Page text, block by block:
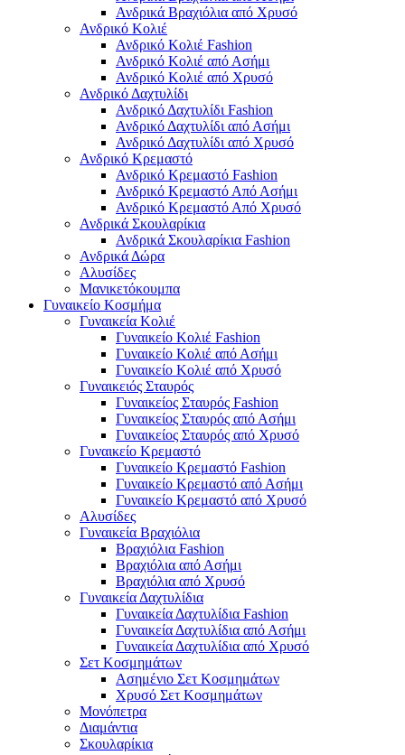
Ανδρικά Βραχιόλια από Χρυσό
Ανδρικό Κολιέ
Ανδρικό Κολιέ Fashion
Ανδρικό Κολιέ από Ασήμι
Ανδρικό Κολιέ από Χρυσό
Ανδρικό Δαχτυλίδι
Ανδρικό Δαχτυλίδι Fashion
Ανδρικό Δαχτυλίδι από Ασήμι
Ανδρικό Δαχτυλίδι από Χρυσό
Ανδρικό Κρεμαστό
Ανδρικό Κρεμαστό Fashion
Ανδρικό Κρεμαστό Από Ασήμι
Ανδρικό Κρεμαστό Από Χρυσό
Ανδρικά Σκουλαρίκια
Ανδρικά Σκουλαρίκια Fashion
Ανδρικά Δώρα
Αλυσίδες
Μανικετόκουμπα
Γυναικείο Κοσμήμα
Γυναικεία Κολιέ
Γυναικείο Κολιέ Fashion
Γυναικείο Κολιέ από Ασήμι
Γυναικείο Κολιέ από Χρυσό
Γυναικειός Σταυρός
Γυναικείος Σταυρός Fashion
Γυναικείος Σταυρός από Ασήμι
Γυναικείος Σταυρός από Χρυσό
Γυναικείο Κρεμαστό
Γυναικείο Κρεμαστό Fashion
Γυναικείο Κρεμαστό από Ασήμι
Γυναικείο Κρεμαστό από Χρυσό
Αλυσίδες
Γυναικεία Βραχιόλια
Βραχιόλια Fashion
Βραχιόλια από Ασήμι
Βραχιόλια από Χρυσό
Γυναικεία Δαχτυλίδια
Γυναικεία Δαχτυλίδια Fashion
Γυναικεία Δαχτυλίδια από Ασήμι
Γυναικεία Δαχτυλίδια από Χρυσό
Σετ Κοσμημάτων
Ασημένιο Σετ Κοσμημάτων
Χρυσό Σετ Κοσμημάτων
Μονόπετρα
Διαμάντια
Σκουλαρίκια